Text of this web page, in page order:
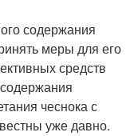
содержания
меры для его
средств
чеснока с
уже давно.